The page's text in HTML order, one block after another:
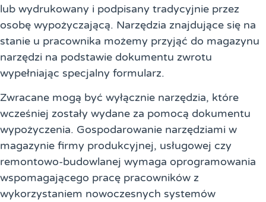
lub wydrukowany i podpisany tradycyjnie przez
osobę wypożyczającą. Narzędzia znajdujące się na
stanie u pracownika możemy przyjąć do magazynu
narzędzi na podstawie dokumentu zwrotu
wypełniając specjalny formularz.
Zwracane mogą być wyłącznie narzędzia, które
wcześniej zostały wydane za pomocą dokumentu
wypożyczenia. Gospodarowanie narzędziami w
magazynie firmy produkcyjnej, usługowej czy
remontowo-budowlanej wymaga oprogramowania
wspomagającego pracę pracowników z
wykorzystaniem nowoczesnych systemów